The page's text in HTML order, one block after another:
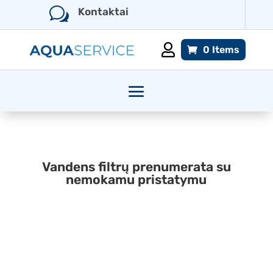
w Kontaktai
 0 Items
Vandens filtrų prenumerata su
nemokamu pristatymu